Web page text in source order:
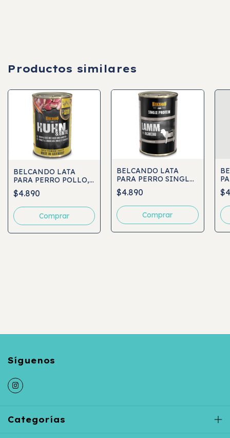
Productos similares
BELCANDO LATA
PARA PERRO POLLO,
PATO CON MIJO Y
ZANAHORIA 400GR
$4.890
BELCANDO LATA
PARA PERRO SINGLE
PROTEIN CORDERO
400GR
$4.890
Categorías